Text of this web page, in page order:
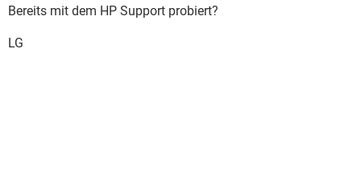
Bereits mit dem HP Support probiert?
LG